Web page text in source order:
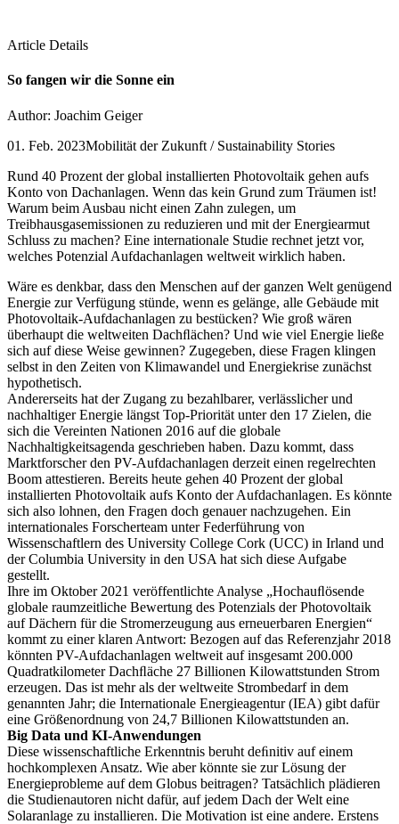
Article Details
So fangen wir die Sonne ein
Author: Joachim Geiger
01. Feb. 2023Mobilität der Zukunft / Sustainability Stories
Rund 40 Prozent der global installierten Photovoltaik gehen aufs
Konto von Dachanlagen. Wenn das kein Grund zum Träumen ist!
Warum beim Ausbau nicht einen Zahn zulegen, um
Treibhausgasemissionen zu reduzieren und mit der Energiearmut
Schluss zu machen? Eine internationale Studie rechnet jetzt vor,
welches Potenzial Aufdachanlagen weltweit wirklich haben.
Wäre es denkbar, dass den Menschen auf der ganzen Welt genügend
Energie zur Verfügung stünde, wenn es gelänge, alle Gebäude mit
Photovoltaik-Aufdachanlagen zu bestücken? Wie groß wären
überhaupt die weltweiten Dachﬂächen? Und wie viel Energie ließe
sich auf diese Weise gewinnen? Zugegeben, diese Fragen klingen
selbst in den Zeiten von Klimawandel und Energiekrise zunächst
hypothetisch.
Andererseits hat der Zugang zu bezahlbarer, verlässlicher und
nachhaltiger Energie längst Top-Priorität unter den 17 Zielen, die
sich die Vereinten Nationen 2016 auf die globale
Nachhaltigkeitsagenda geschrieben haben. Dazu kommt, dass
Marktforscher den PV-Aufdachanlagen derzeit einen regelrechten
Boom attestieren. Bereits heute gehen 40 Prozent der global
installierten Photovoltaik aufs Konto der Aufdachanlagen. Es könnte
sich also lohnen, den Fragen doch genauer nachzugehen. Ein
internationales Forscherteam unter Federführung von
Wissenschaftlern des University College Cork (UCC) in Irland und
der Columbia University in den USA hat sich diese Aufgabe
gestellt.
Ihre im Oktober 2021 veröffentlichte Analyse „Hochauﬂösende
globale raumzeitliche Bewertung des Potenzials der Photovoltaik
auf Dächern für die Stromerzeugung aus erneuerbaren Energien“
kommt zu einer klaren Antwort: Bezogen auf das Referenzjahr 2018
könnten PV-Aufdachanlagen weltweit auf insgesamt 200.000
Quadratkilometer Dachﬂäche 27 Billionen Kilowattstunden Strom
erzeugen. Das ist mehr als der weltweite Strombedarf in dem
genannten Jahr; die Internationale Energieagentur (IEA) gibt dafür
eine Größenordnung von 24,7 Billionen Kilowattstunden an.
Big Data und KI-Anwendungen
Diese wissenschaftliche Erkenntnis beruht deﬁnitiv auf einem
hochkomplexen Ansatz. Wie aber könnte sie zur Lösung der
Energieprobleme auf dem Globus beitragen? Tatsächlich plädieren
die Studienautoren nicht dafür, auf jedem Dach der Welt eine
Solaranlage zu installieren. Die Motivation ist eine andere. Erstens